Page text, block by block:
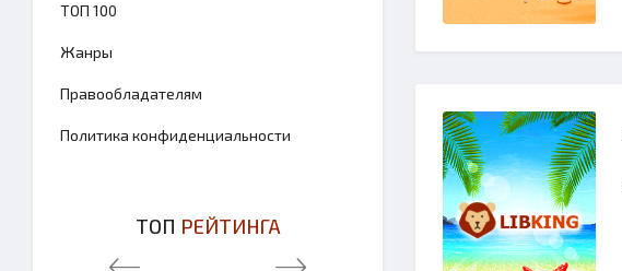
TОП 100
Жанры
Правообладателям
Политика конфиденциальности
ТОП РЕЙТИНГА